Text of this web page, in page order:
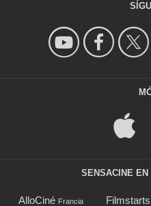
SENSACINE
AlloCiné Francia Filmstarts